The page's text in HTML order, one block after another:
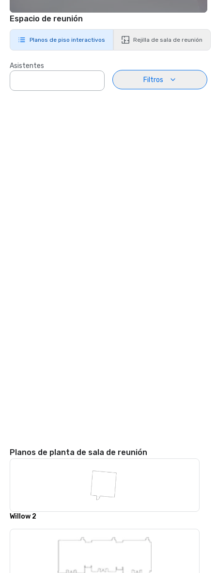
Espacio de reunión
Planos de piso interactivos Rejilla de sala de reunión
Asistentes
Filtros
Planos de planta de sala de reunión
Willow 2